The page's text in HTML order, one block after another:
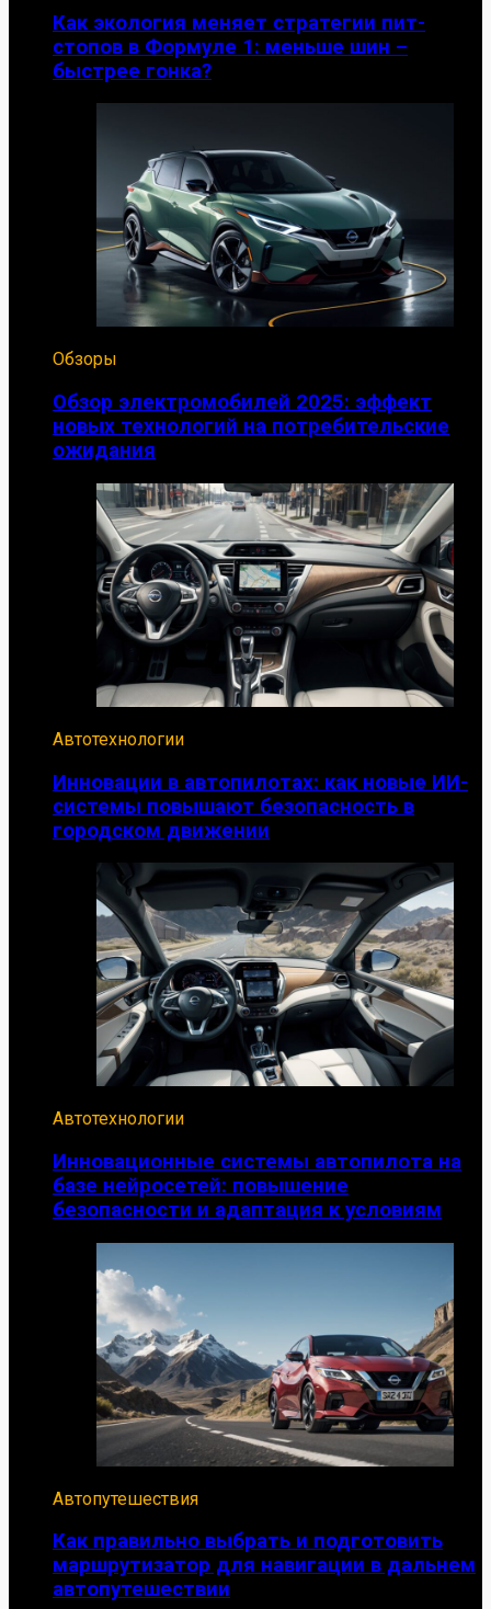
Как экология меняет стратегии пит-
стопов в Формуле 1: меньше шин –
быстрее гонка?
Обзоры
Обзор электромобилей 2025: эффект
новых технологий на потребительские
ожидания
Автотехнологии
Инновации в автопилотах: как новые ИИ-
системы повышают безопасность в
городском движении
Автотехнологии
Инновационные системы автопилота на
базе нейросетей: повышение
безопасности и адаптация к условиям
Автопутешествия
Как правильно выбрать и подготовить
маршрутизатор для навигации в дальнем
автопутешествии